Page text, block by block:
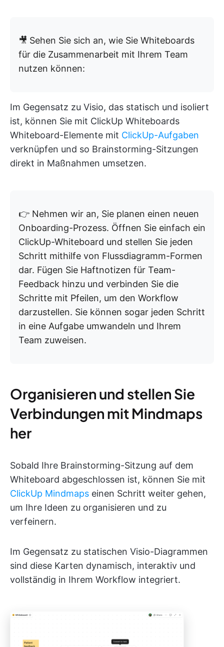
🎥 Sehen Sie sich an, wie Sie Whiteboards
für die Zusammenarbeit mit Ihrem Team
nutzen können:
Im Gegensatz zu Visio, das statisch und isoliert
ist, können Sie mit ClickUp Whiteboards
Whiteboard-Elemente mit ClickUp-Aufgaben
verknüpfen und so Brainstorming-Sitzungen
direkt in Maßnahmen umsetzen.
👉 Nehmen wir an, Sie planen einen neuen
Onboarding-Prozess. Öffnen Sie einfach ein
ClickUp-Whiteboard und stellen Sie jeden
Schritt mithilfe von Flussdiagramm-Formen
dar. Fügen Sie Haftnotizen für Team-
Feedback hinzu und verbinden Sie die
Schritte mit Pfeilen, um den Workflow
darzustellen. Sie können sogar jeden Schritt
in eine Aufgabe umwandeln und Ihrem
Team zuweisen.
Organisieren und stellen Sie
Verbindungen mit Mindmaps
her
Sobald Ihre Brainstorming-Sitzung auf dem
Whiteboard abgeschlossen ist, können Sie mit
ClickUp Mindmaps einen Schritt weiter gehen,
um Ihre Ideen zu organisieren und zu
verfeinern.
Im Gegensatz zu statischen Visio-Diagrammen
sind diese Karten dynamisch, interaktiv und
vollständig in Ihrem Workflow integriert.